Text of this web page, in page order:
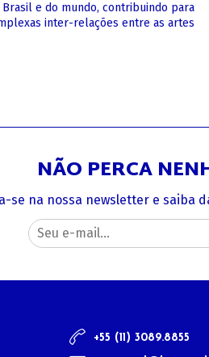
e do mundo, contribuindo para
inter-relações entre as artes
NÃO PERCA
se na nossa newsletter e saiba
+55 (11) 3089.8855